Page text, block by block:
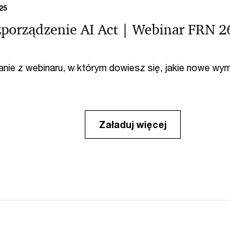
AI Act | Webinar FRN
z webinaru, w którym dowiesz się, jakie nowe
Załaduj więcej